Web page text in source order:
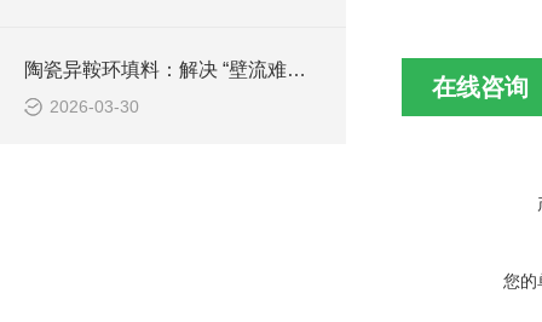
陶瓷异鞍环填料：解决 “壁流难题” 的升级款高效鞍形填料
2026-03-30
在线咨询
您的